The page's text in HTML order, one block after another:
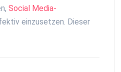
Social Media-
einzusetzen. Dieser